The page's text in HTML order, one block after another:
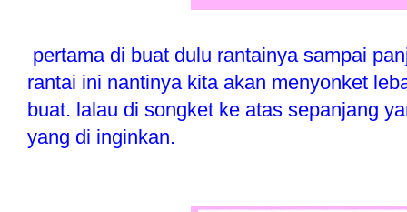
pertama di buat dulu rantainya sampai
rantai ini nantinya kita akan menyonket
buat. lalau di songket ke atas sepanjang
yang di inginkan.